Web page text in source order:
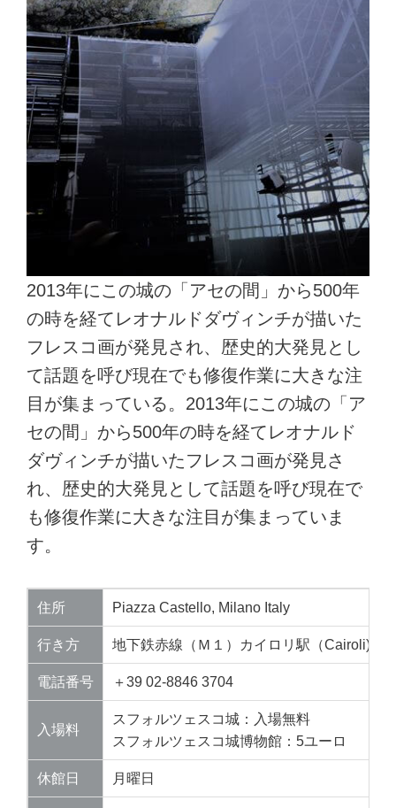
2013年にこの城の「アセの間」から500年
の時を経てレオナルドダヴィンチが描いた
フレスコ画が発見され、歴史的大発見とし
て話題を呼び現在でも修復作業に大きな注
目が集まっている。2013年にこの城の「ア
セの間」から500年の時を経てレオナルド
ダヴィンチが描いたフレスコ画が発見さ
れ、歴史的大発見として話題を呼び現在で
も修復作業に大きな注目が集まっていま
す。
住所 Piazza Castello, Milano Italy
行き方 地下鉄赤線（Ｍ１）カイロリ駅（Cairoli)下
電話番号 ＋39 02-8846 3704
入場料
スフォルツェスコ城：入場無料
スフォルツェスコ城博物館：5ユーロ
休館日 月曜日